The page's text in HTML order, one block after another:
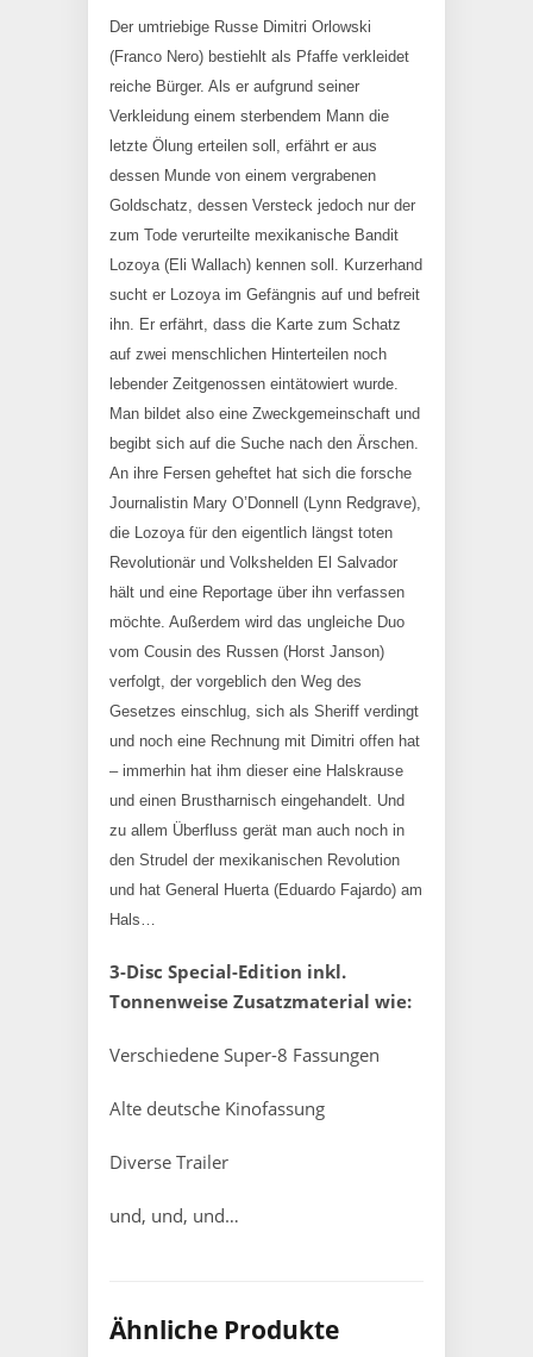
Der umtriebige Russe Dimitri Orlowski
(Franco Nero) bestiehlt als Pfaffe verkleidet
reiche Bürger. Als er aufgrund seiner
Verkleidung einem sterbendem Mann die
letzte Ölung erteilen soll, erfährt er aus
dessen Munde von einem vergrabenen
Goldschatz, dessen Versteck jedoch nur der
zum Tode verurteilte mexikanische Bandit
Lozoya (Eli Wallach) kennen soll. Kurzerhand
sucht er Lozoya im Gefängnis auf und befreit
ihn. Er erfährt, dass die Karte zum Schatz
auf zwei menschlichen Hinterteilen noch
lebender Zeitgenossen eintätowiert wurde.
Man bildet also eine Zweckgemeinschaft und
begibt sich auf die Suche nach den Ärschen.
An ihre Fersen geheftet hat sich die forsche
Journalistin Mary O’Donnell (Lynn Redgrave),
die Lozoya für den eigentlich längst toten
Revolutionär und Volkshelden El Salvador
hält und eine Reportage über ihn verfassen
möchte. Außerdem wird das ungleiche Duo
vom Cousin des Russen (Horst Janson)
verfolgt, der vorgeblich den Weg des
Gesetzes einschlug, sich als Sheriff verdingt
und noch eine Rechnung mit Dimitri offen hat
– immerhin hat ihm dieser eine Halskrause
und einen Brustharnisch eingehandelt. Und
zu allem Überfluss gerät man auch noch in
den Strudel der mexikanischen Revolution
und hat General Huerta (Eduardo Fajardo) am
Hals…
3-Disc Special-Edition inkl.
Tonnenweise Zusatzmaterial wie:
Verschiedene Super-8 Fassungen
Alte deutsche Kinofassung
Diverse Trailer
und, und, und…
Ähnliche Produkte